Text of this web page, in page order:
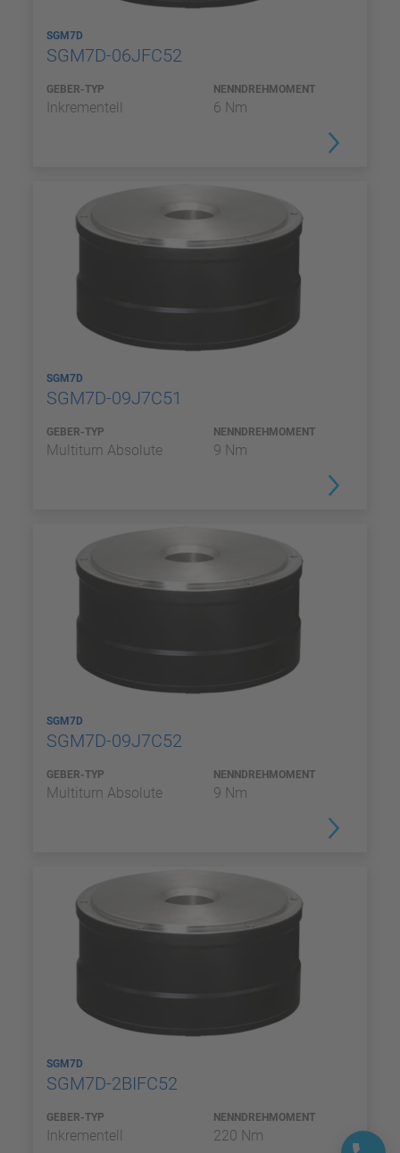
SGM7D
SGM7D-06JFC52
GEBER-TYP
Inkrementell
NENNDREHMOMENT
6 Nm
SGM7D
SGM7D-09J7C51
GEBER-TYP
Multiturn Absolute
NENNDREHMOMENT
9 Nm
SGM7D
SGM7D-09J7C52
GEBER-TYP
Multiturn Absolute
NENNDREHMOMENT
9 Nm
SGM7D
SGM7D-2BIFC52
GEBER-TYP
Inkrementell
NENNDREHMOMENT
220 Nm